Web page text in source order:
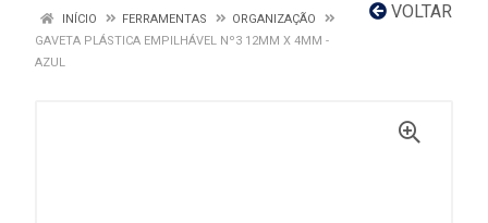
VOLTAR
INÍCIO FERRAMENTAS
ORGANIZAÇÃO
GAVETA PLÁSTICA EMPILHÁVEL Nº3 12MM X 4MM -
AZUL